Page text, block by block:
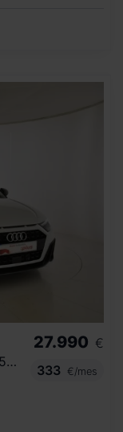
SPORTBACK ADRENALIN 30 TFSI 85KW (116CV)
27.990 €
333
€/mes